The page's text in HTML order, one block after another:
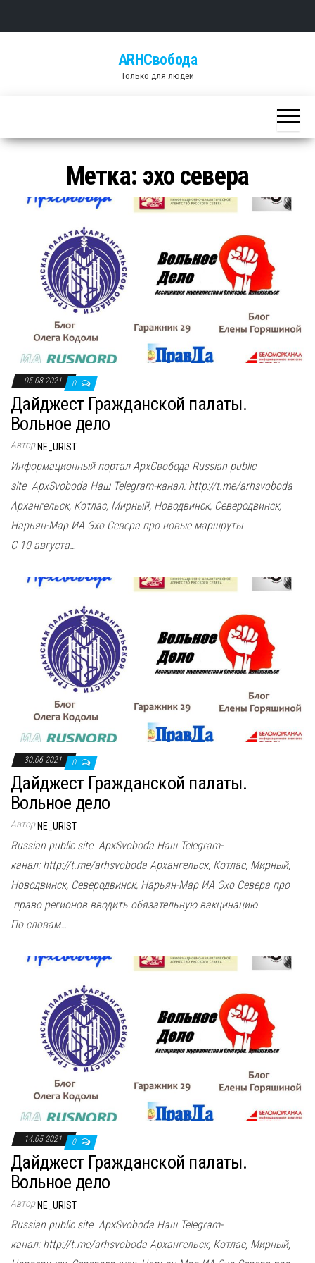
ARHСвобода
Только для людей
Метка: эхо севера
05.08.2021 0
Дайджест Гражданской палаты.
Вольное дело
Автор NE_URIST
Информационный портал АрхСвобода Russian public
site ApxSvoboda Наш Telegram-канал: http://t.me/arhsvoboda
Архангельск, Котлас, Мирный, Новодвинск, Северодвинск,
Нарьян-Мар ИА Эхо Севера про новые маршруты
С 10 августа…
30.06.2021 0
Дайджест Гражданской палаты.
Вольное дело
Автор NE_URIST
Russian public site ApxSvoboda Наш Telegram-
канал: http://t.me/arhsvoboda Архангельск, Котлас, Мирный,
Новодвинск, Северодвинск, Нарьян-Мар ИА Эхо Севера про
право регионов вводить обязательную вакцинацию
По словам…
14.05.2021 0
Дайджест Гражданской палаты.
Вольное дело
Автор NE_URIST
Russian public site ApxSvoboda Наш Telegram-
канал: http://t.me/arhsvoboda Архангельск, Котлас, Мирный,